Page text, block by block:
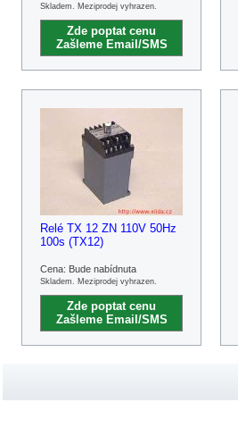
Skladem. Meziprodej vyhrazen.
Zde poptat cenu
Zašleme Email/SMS
Relé TX 12 ZN 110V 50Hz
100s (TX12)
Cena: Bude nabídnuta
Skladem. Meziprodej vyhrazen.
Zde poptat cenu
Zašleme Email/SMS